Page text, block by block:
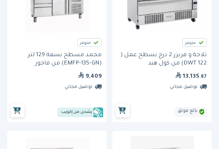
متوفر
ثلاجة و فريزر 2 درج بسطح عمل (
DWT 122) من كول هيد
13,135 .87
توصيل مجاني
بائع موثق
متوفر
مجمد مسطح بسعة 129 لتر
(EMFP-135-GN) من فاجور
9,409
توصيل مجاني
يشحن من إكويب